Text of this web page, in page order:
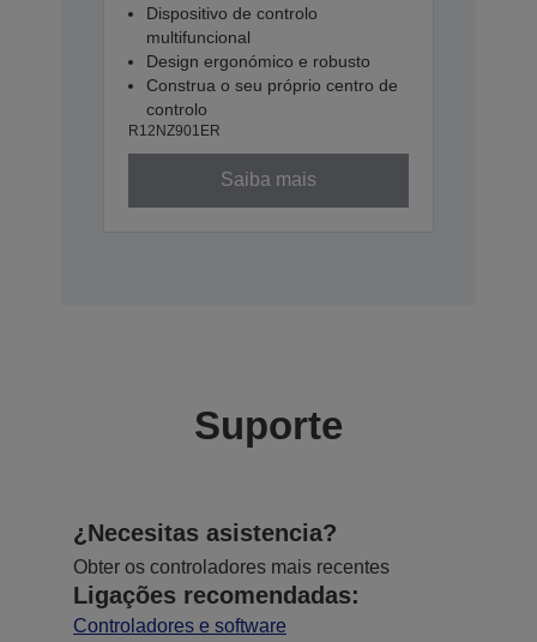
Dispositivo de controlo
multifuncional
Design ergonómico e robusto
Construa o seu próprio centro de
controlo
R12NZ901ER
Saiba mais
Suporte
¿Necesitas asistencia?
Obter os controladores mais recentes
Ligações recomendadas:
Controladores e software